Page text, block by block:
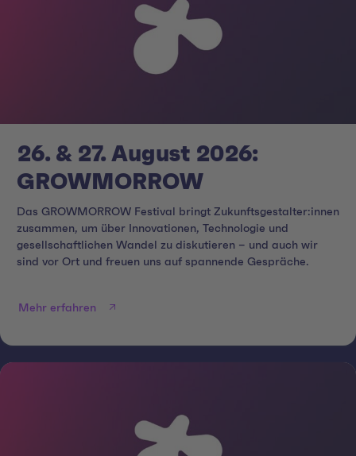
26. & 27. August 2026:
GROWMORROW
Das GROWMORROW Festival bringt Zukunftsgestalter:innen
zusammen, um über Innovationen, Technologie und
gesellschaftlichen Wandel zu diskutieren – und auch wir
sind vor Ort und freuen uns auf spannende Gespräche.
Mehr erfahren